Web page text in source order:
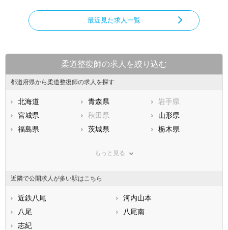
最近見た求人一覧
柔道整復師の求人を絞り込む
都道府県から柔道整復師の求人を探す
北海道 青森県
岩手県
宮城県
秋田県
山形県
福島県
茨城県
栃木県
神奈川県
石川県
福井県
静岡県
滋賀県
兵庫県
もっと見る
近隣で公開求人が多い駅はこちら
近鉄八尾
河内山本
八尾
八尾南
志紀